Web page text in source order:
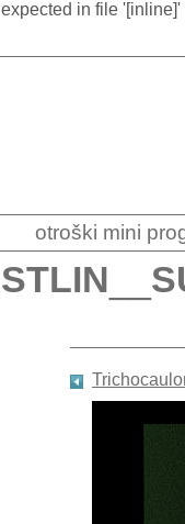
in file
otroški mini